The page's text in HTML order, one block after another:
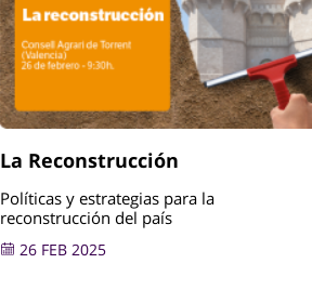
La Reconstrucción
Políticas y estrategias para la
reconstrucción del país
26 FEB 2025